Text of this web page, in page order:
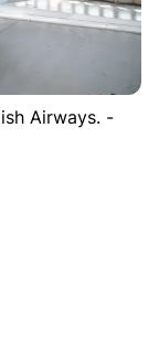
Airways. -